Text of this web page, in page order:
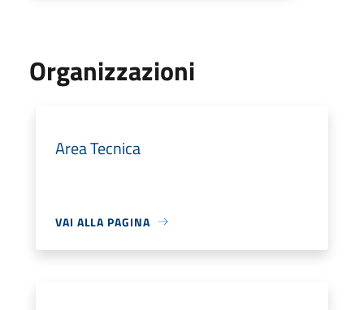
Organizzazioni
Area Tecnica
VAI ALLA PAGINA